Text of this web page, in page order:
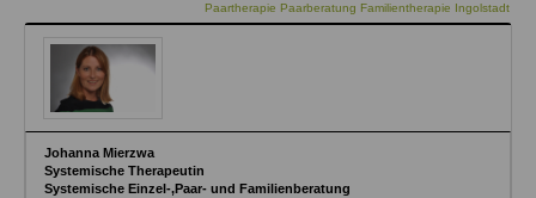
Paartherapie Paarberatung Familientherapie Ingolstadt
Johanna Mierzwa
Systemische Therapeutin
Systemische Einzel-,Paar- und Familienberatung